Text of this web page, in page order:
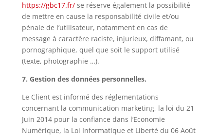
https://gbc17.fr/se réserve également la possibilité
de mettre en cause la responsabilité civile et/ou
pénale de l’utilisateur, notamment en cas de
message à caractère raciste, injurieux, diffamant, ou
pornographique, quel que soit le support utilisé
(texte, photographie …).
7. Gestion des données personnelles.
Le Client est informé des réglementations
concernant la communication marketing, la loi du 21
Juin 2014 pour la confiance dans l’Economie
Numérique, la Loi Informatique et Liberté du 06 Août